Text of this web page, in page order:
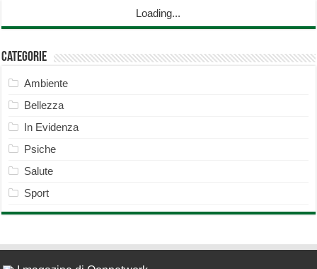
Loading...
Categorie
Ambiente
Bellezza
In Evidenza
Psiche
Salute
Sport